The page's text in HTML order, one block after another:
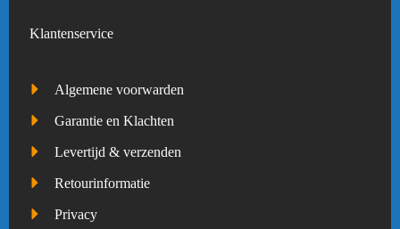
Klantenservice
Algemene voorwarden
Garantie en Klachten
Levertijd & verzenden
Retourinformatie
Privacy